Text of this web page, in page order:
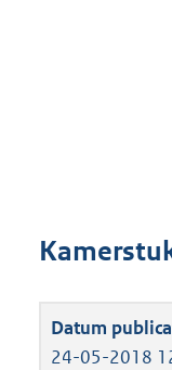
24-05-2018